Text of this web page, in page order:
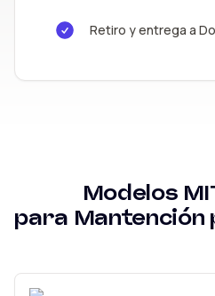
Retiro y entrega a
Modelos
para